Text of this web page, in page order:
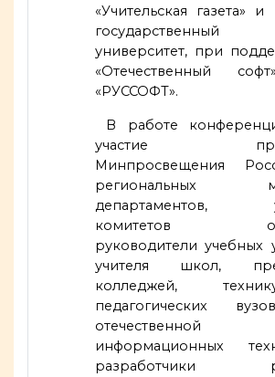
«Учительская газета»
государственный
университет, при
«Отечественный
«РУССОФТ».
В работе
участие
Минпросвещения
региональных
департаментов,
комитетов
руководители учебных
учителя школ,
колледжей,
педагогических
отечественной
информационных
разработчики